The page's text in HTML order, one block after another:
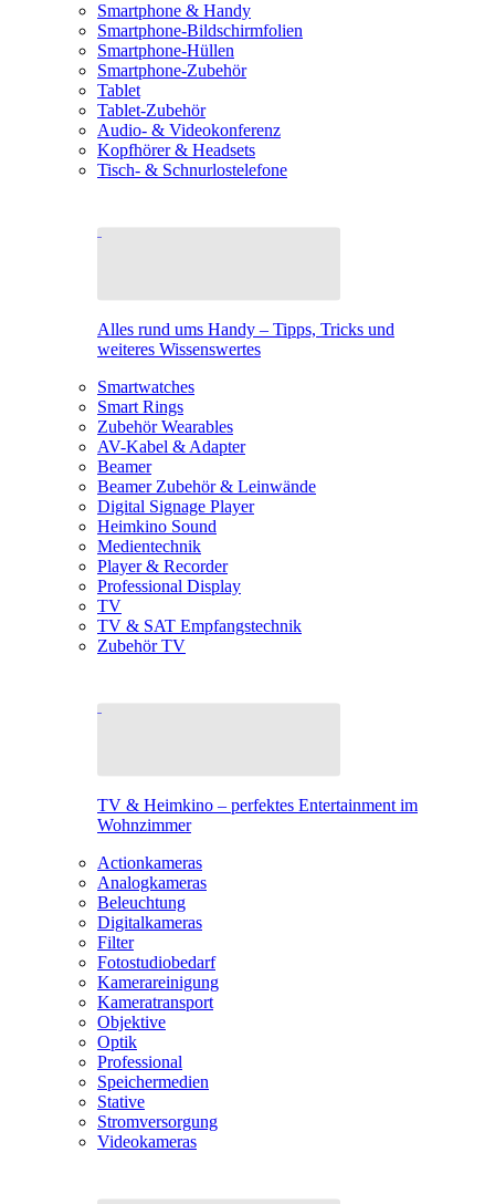
Smartphone & Handy
Smartphone-Bildschirmfolien
Smartphone-Hüllen
Smartphone-Zubehör
Tablet
Tablet-Zubehör
Audio- & Videokonferenz
Kopfhörer & Headsets
Tisch- & Schnurlostelefone
Alles rund ums Handy – Tipps, Tricks und
weiteres Wissenswertes
Smartwatches
Smart Rings
Zubehör Wearables
AV-Kabel & Adapter
Beamer
Beamer Zubehör & Leinwände
Digital Signage Player
Heimkino Sound
Medientechnik
Player & Recorder
Professional Display
TV
TV & SAT Empfangstechnik
Zubehör TV
TV & Heimkino – perfektes Entertainment im
Wohnzimmer
Actionkameras
Analogkameras
Beleuchtung
Digitalkameras
Filter
Fotostudiobedarf
Kamerareinigung
Kameratransport
Objektive
Optik
Professional
Speichermedien
Stative
Stromversorgung
Videokameras